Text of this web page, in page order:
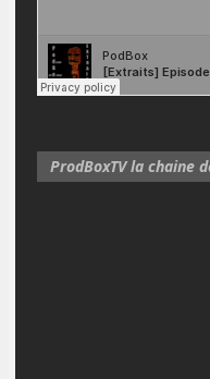
ProdBoxTV la chaine